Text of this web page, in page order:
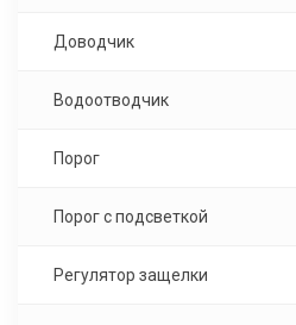
Доводчик
Водоотводчик
Порог
Порог с подсветкой
Регулятор защелки